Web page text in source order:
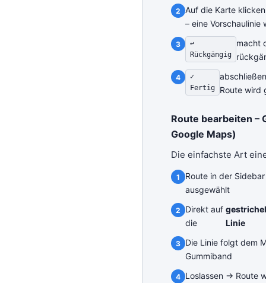
Auf die Karte
– eine
↩
Rückgängig
macht
✓
Fertig
Route wird
Route bearbeiten –
Google Maps)
Die einfachste Art
Route in der
ausgewählt
Direkt auf
die
Linie
Die Linie folgt dem
Gummiband
Loslassen → Route